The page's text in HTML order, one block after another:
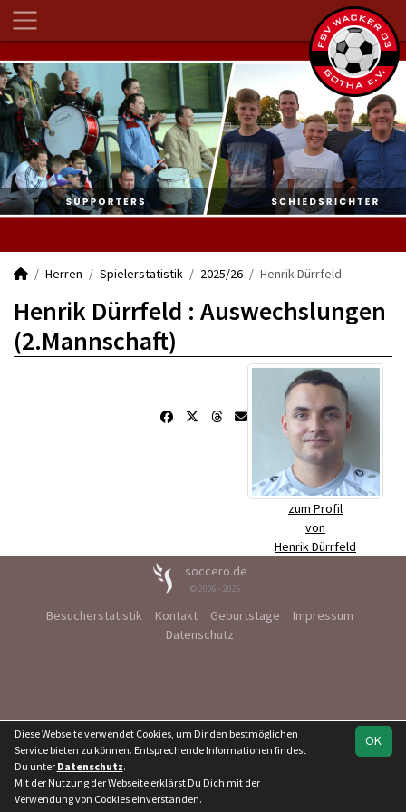
Herren Spielerstatistik 2025/26 Henrik Dürrfeld
Henrik Dürrfeld : Auswechslungen
(2.Mannschaft)
zum Profil
von
Henrik Dürrfeld
soccero.de
© 2006 - 2026
Besucherstatistik Kontakt Geburtstage
Impressum
Datenschutz
OK
Diese Webseite verwendet Cookies, um Dir den bestmöglichen
Service bieten zu können. Entsprechende Informationen findest
Du unter Datenschutz.
Mit der Nutzung der Webseite erklärst Du Dich mit der
Verwendung von Cookies einverstanden.